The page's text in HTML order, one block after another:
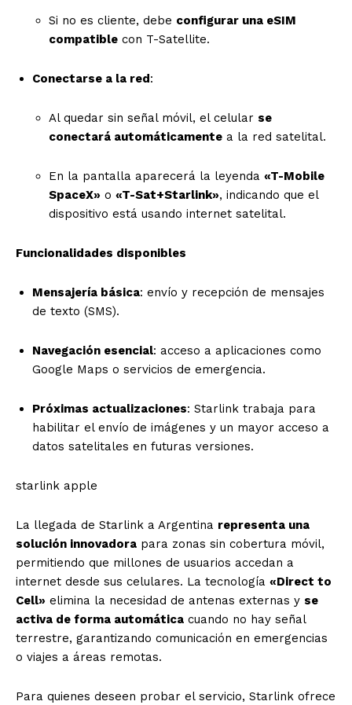
Si no es cliente, debe configurar una eSIM
compatible con T-Satellite.
Conectarse a la red :
Al quedar sin señal móvil, el celular se
conectará automáticamente a la red satelital.
En la pantalla aparecerá la leyenda «T-Mobile
SpaceX» o «T-Sat+Starlink», indicando que el
dispositivo está usando internet satelital.
Funcionalidades disponibles
Mensajería básica: envío y recepción de mensajes
de texto (SMS).
Navegación esencial: acceso a aplicaciones como
Google Maps o servicios de emergencia.
Próximas actualizaciones: Starlink trabaja para
habilitar el envío de imágenes y un mayor acceso a
datos satelitales en futuras versiones.
starlink apple
La llegada de Starlink a Argentina representa una
solución innovadora para zonas sin cobertura móvil,
permitiendo que millones de usuarios accedan a
internet desde sus celulares. La tecnología «Direct to
Cell» elimina la necesidad de antenas externas y se
activa de forma automática cuando no hay señal
terrestre, garantizando comunicación en emergencias
o viajes a áreas remotas.
Para quienes deseen probar el servicio, Starlink ofrece